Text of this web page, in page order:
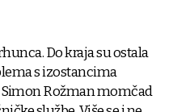
Do kraja su ostala
s izostancima
Simon Rožman momčad